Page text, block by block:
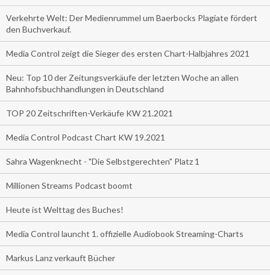
Verkehrte Welt: Der Medienrummel um Baerbocks Plagiate fördert
den Buchverkauf.
Media Control zeigt die Sieger des ersten Chart-Halbjahres 2021
Neu: Top 10 der Zeitungsverkäufe der letzten Woche an allen
Bahnhofsbuchhandlungen in Deutschland
TOP 20 Zeitschriften-Verkäufe KW 21.2021
Media Control Podcast Chart KW 19.2021
Sahra Wagenknecht - "Die Selbstgerechten" Platz 1
Millionen Streams Podcast boomt
Heute ist Welttag des Buches!
Media Control launcht 1. offizielle Audiobook Streaming-Charts
Markus Lanz verkauft Bücher